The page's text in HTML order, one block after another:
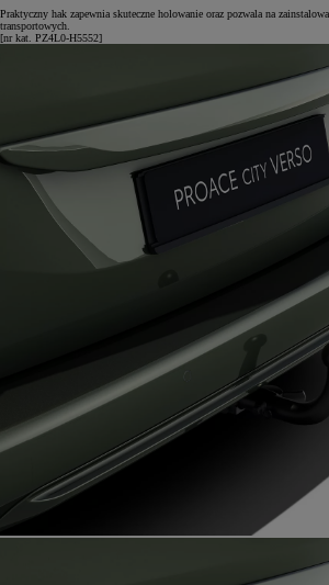
Praktyczny hak zapewnia skuteczne holowanie oraz pozwala na
transportowych.
[nr kat. PZ4L0-H5552]